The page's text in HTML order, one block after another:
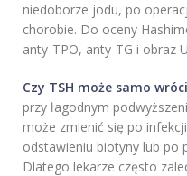
niedoborze jodu, po
chorobie. Do oceny
anty-TPO, anty-TG i obraz
Czy TSH może samo
przy łagodnym
może zmienić się po
odstawieniu biotyny lub po
Dlatego lekarze często